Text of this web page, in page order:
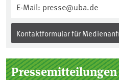
E-Mail: presse@uba.de
Kontaktformular für